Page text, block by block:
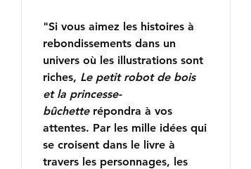
"Si vous aimez les histoires à
rebondissements dans un
univers où les illustrations sont
riches, Le petit robot de bois
et la princesse-
bûchetterépondra à vos
attentes. Par les mille idées qui
se croisent dans le livre à
travers les personnages, les